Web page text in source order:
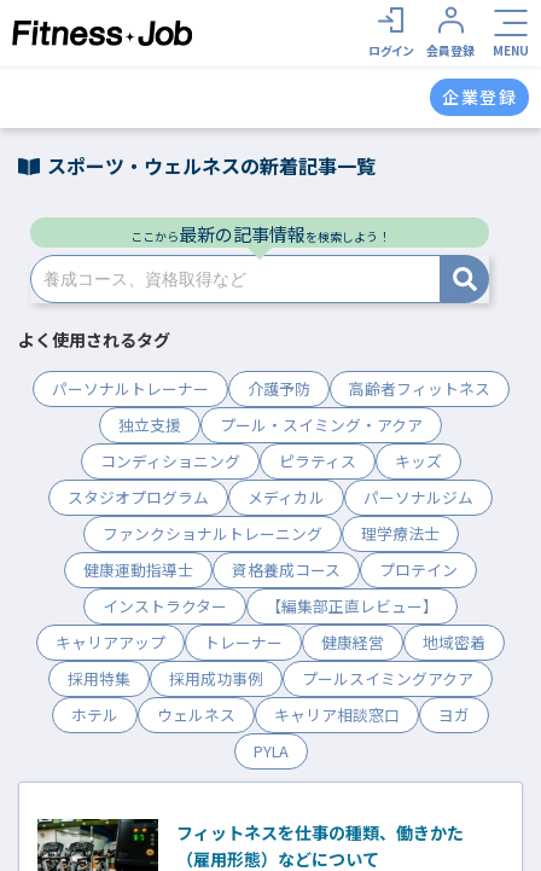
ログイン 会員登録 MENU
企業登録
スポーツ・ウェルネスの新着記事一覧
ここから最新の記事情報を検索しよう！
よく使用されるタグ
パーソナルトレーナー 介護予防
高齢者フィットネス
独立支援
プール・スイミング・アクア
コンディショニング
ピラティス
キッズ
スタジオプログラム
メディカル
パーソナルジム
ファンクショナルトレーニング
理学療法士
健康運動指導士
資格養成コース
プロテイン
インストラクター
【編集部正直レビュー】
キャリアアップ
トレーナー 健康経営
地域密着
採用特集
採用成功事例
プールスイミングアクア
ホテル
ウェルネス キャリア相談窓口
ヨガ
PYLA
フィットネスを仕事の種類、働きかた
（雇用形態）などについて